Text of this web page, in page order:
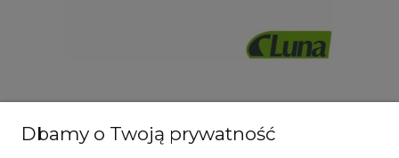
Wiertło szalunkowe 20 mm | 1000 x 10 mm -
LUNA 209333400
Dbamy o Twoją prywatność